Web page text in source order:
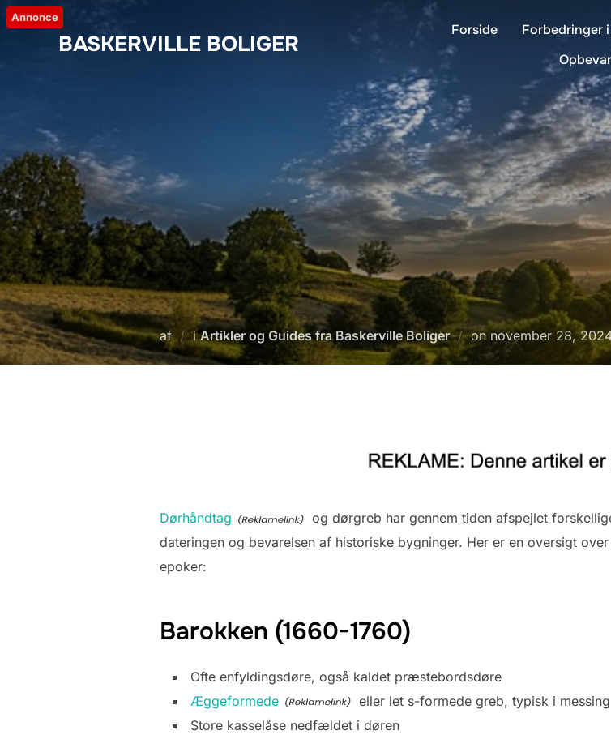
Videre
til
BASKERVILLE BOLIGER
Forside Forbedringer
Annonce
af iArtikler og Guides fra Baskerville Boliger onUdgivet
d.
november 28,
Dørhåndtag
og dørgreb har gennem tiden afspejlet
dateringen og bevarelsen af historiske bygninger. Her er en oversigt
epoker:
Barokken (1660-1760)
Ofte enfyldingsdøre, også kaldet præstebordsdøre
Æggeformede
eller let s-formede greb, typisk i messing
Store kasselåse nedfældet i døren